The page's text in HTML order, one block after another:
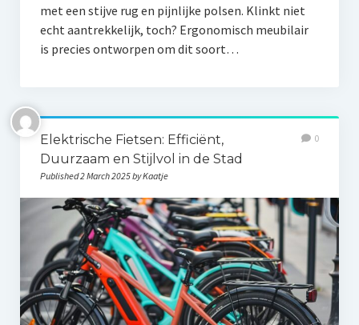
met een stijve rug en pijnlijke polsen. Klinkt niet
echt aantrekkelijk, toch? Ergonomisch meubilair
is precies ontworpen om dit soort…
Elektrische Fietsen: Efficiënt,
Duurzaam en Stijlvol in de Stad
Published 2 March 2025 by Kaatje
0